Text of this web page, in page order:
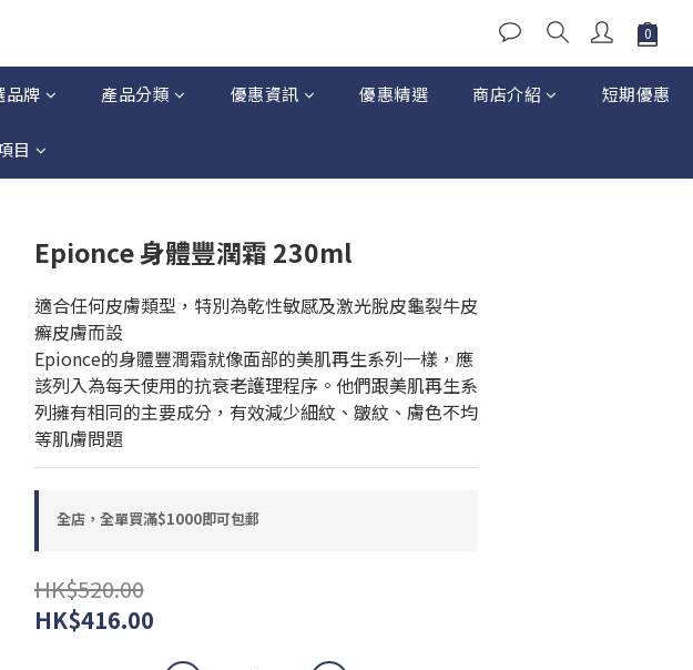
品牌 產品分類 優惠資訊 優惠精選 商店介紹 短期優惠
目
Epionce 身體豐潤霜 230ml
適合任何皮膚類型，特別為乾性敏感及激光脫皮龜裂牛皮
癬皮膚而設
Epionce的身體豐潤霜就像面部的美肌再生系列一樣，應
該列入為每天使用的抗衰老護理程序。他們跟美肌再生系
列擁有相同的主要成分，有效減少細紋、皺紋、膚色不均
等肌膚問題
全店，全單買滿$1000即可包郵
HK$520.00
HK$416.00